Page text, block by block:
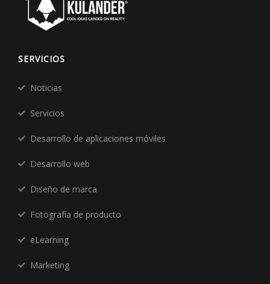
SERVICIOS
Noticias
Servicios
Desarrollo de aplicaciones móviles
Desarrollo web
Diseño de marca
Fotografía de producto
eLearning
Marketing